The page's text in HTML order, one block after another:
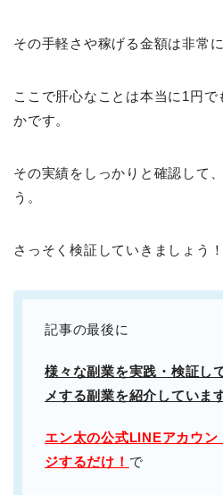
その手軽さや稼げる金額は非常
ここで肝心なことは本当に1円
かです。
その実績をしっかりと確認して
う。
さっそく検証していきましょう！
記事の最後に
様々な副業を実践・検証し
メする副業を紹介していま
エン太の公式LINEアカウ
ジするだけ！ で